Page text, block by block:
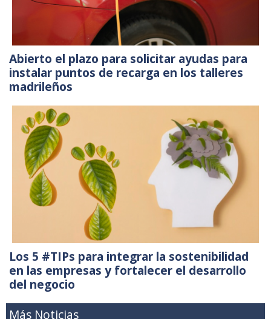
Abierto el plazo para solicitar ayudas para
instalar puntos de recarga en los talleres
madrileños
Los 5 #TIPs para integrar la sostenibilidad
en las empresas y fortalecer el desarrollo
del negocio
Más Noticias